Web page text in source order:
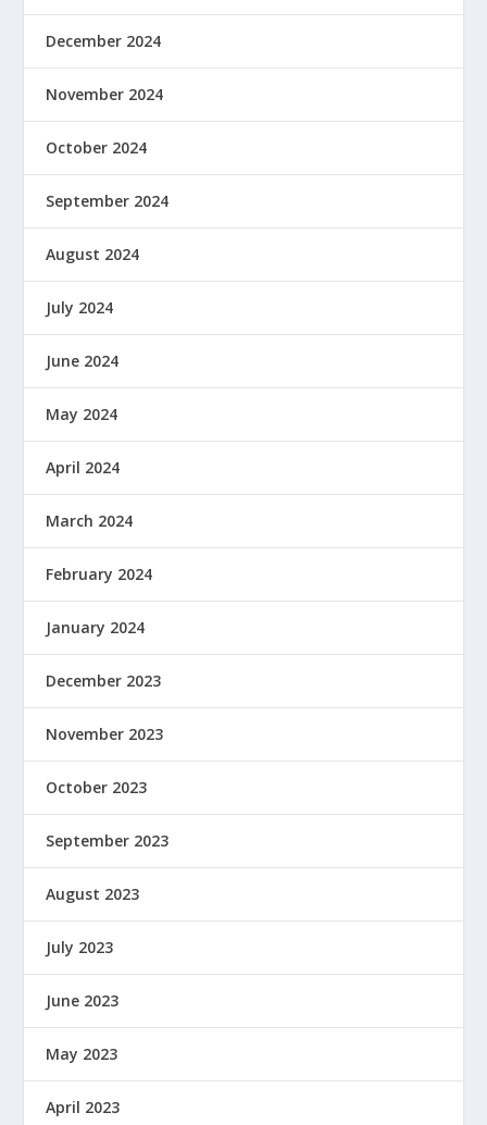
December 2024
November 2024
October 2024
September 2024
August 2024
July 2024
June 2024
May 2024
April 2024
March 2024
February 2024
January 2024
December 2023
November 2023
October 2023
September 2023
August 2023
July 2023
June 2023
May 2023
April 2023